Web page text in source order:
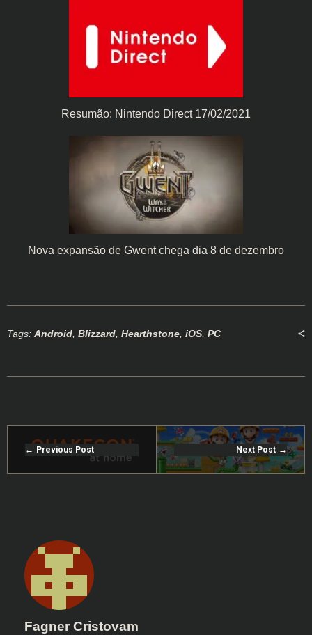
Resumão: Nintendo Direct 17/02/2021
Nova expansão de Gwent chega dia 8 de dezembro
Tags: Android, Blizzard, Hearthstone, iOS, PC
Previous Post Next Post
Fagner Cristovam